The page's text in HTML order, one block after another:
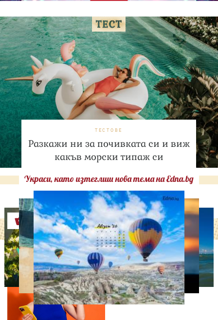
ТЕСТОВЕ
Разкажи ни за почивката си и виж
какъв морски типаж си
Украси, като изтеглиш нова тема на Edna.bg
Оферти
ЛЮБОПИТНО
ТЕСТ: Какво издава
телефонът ти за теб?